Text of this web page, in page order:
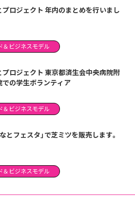
プロジェクト 年内のまとめを行いまし
＆ビジネスモデル
プロジェクト 東京都済生会中央病院附
での学生ボランティア
＆ビジネスモデル
とフェスタ」で芝ミツを販売します。
＆ビジネスモデル